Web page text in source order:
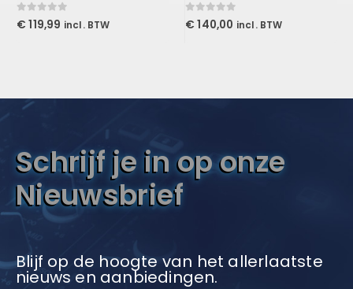
0out of 5
€ 119,99 incl. BTW 0out of 5
€ 140,00 incl. BTW
Schrijf je in op onze
Nieuwsbrief
Blijf op de hoogte van het allerlaatste
nieuws en aanbiedingen.